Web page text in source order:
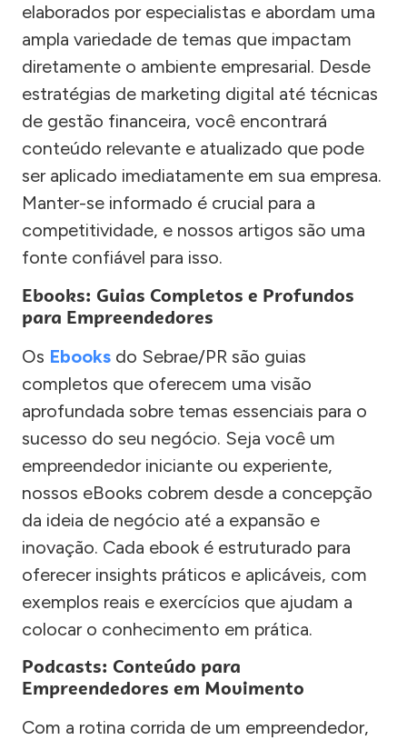
elaborados por especialistas e abordam uma
ampla variedade de temas que impactam
diretamente o ambiente empresarial. Desde
estratégias de marketing digital até técnicas
de gestão financeira, você encontrará
conteúdo relevante e atualizado que pode
ser aplicado imediatamente em sua empresa.
Manter-se informado é crucial para a
competitividade, e nossos artigos são uma
fonte confiável para isso.
Ebooks: Guias Completos e Profundos
para Empreendedores
Os Ebooks do Sebrae/PR são guias
completos que oferecem uma visão
aprofundada sobre temas essenciais para o
sucesso do seu negócio. Seja você um
empreendedor iniciante ou experiente,
nossos eBooks cobrem desde a concepção
da ideia de negócio até a expansão e
inovação. Cada ebook é estruturado para
oferecer insights práticos e aplicáveis, com
exemplos reais e exercícios que ajudam a
colocar o conhecimento em prática.
Podcasts: Conteúdo para
Empreendedores em Movimento
Com a rotina corrida de um empreendedor,